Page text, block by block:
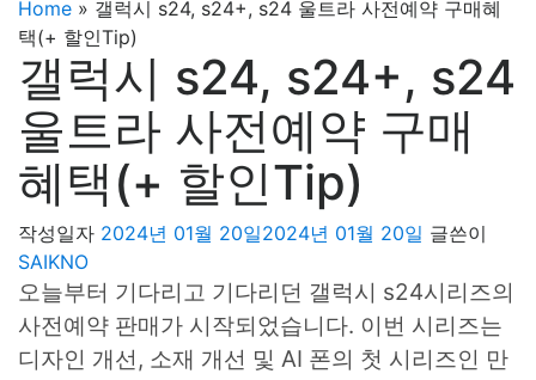
Home » 갤럭시 s24, s24+, s24 울트라 사전예약 구매혜
택(+ 할인Tip)
갤럭시 s24, s24+, s24
울트라 사전예약 구매
혜택(+ 할인Tip)
작성일자 2024년 01월 20일2024년 01월 20일 글쓴이
SAIKNO
오늘부터 기다리고 기다리던 갤럭시 s24시리즈의
사전예약 판매가 시작되었습니다. 이번 시리즈는
디자인 개선, 소재 개선 및 AI 폰의 첫 시리즈인 만